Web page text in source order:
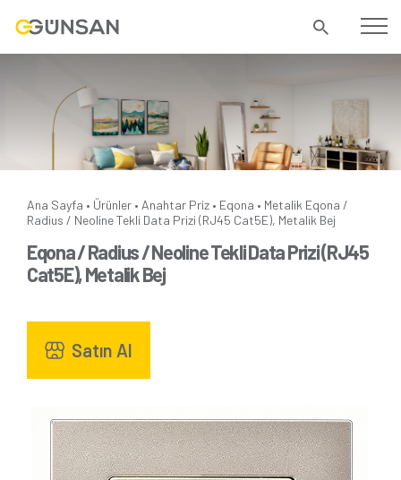
Ana Sayfa • Ürünler • Anahtar Priz • Eqona • Metalik Eqona /
Radius / Neoline Tekli Data Prizi (RJ45 Cat5E), Metalik Bej
Eqona / Radius / Neoline Tekli Data Prizi (RJ45
Cat5E), Metalik Bej
Satın Al